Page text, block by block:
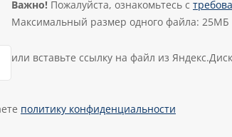
Важно! Пожалуйста, ознакомьтесь с
Максимальный размер одного файла: 25МБ
или вставьте ссылку на файл из
политику конфиденциальности